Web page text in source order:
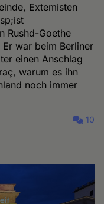
Extemisten
Rushd-Goethe
war beim Berliner
einen Anschlag
warum es ihn
noch immer
10